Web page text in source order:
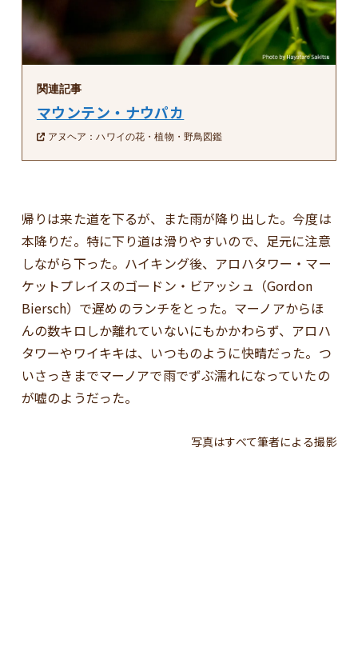
関連記事
マウンテン・ナウパカ
アヌヘア：ハワイの花・植物・野鳥図鑑
帰りは来た道を下るが、また雨が降り出した。今度は
本降りだ。特に下り道は滑りやすいので、足元に注意
しながら下った。ハイキング後、アロハタワー・マー
ケットプレイスのゴードン・ビアッシュ（Gordon
Biersch）で遅めのランチをとった。マーノアからほ
んの数キロしか離れていないにもかかわらず、アロハ
タワーやワイキキは、いつものように快晴だった。つ
いさっきまでマーノアで雨でずぶ濡れになっていたの
が嘘のようだった。
写真はすべて筆者による撮影